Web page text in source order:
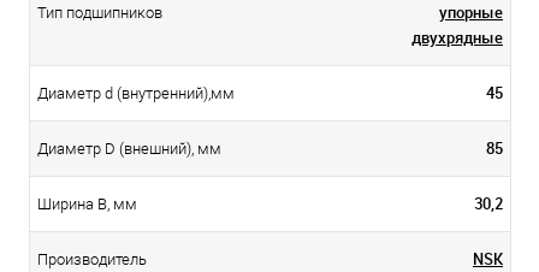
Тип подшипников
упорные
двухрядные
Диаметр d (внутренний),мм 45
Диаметр D (внешний), мм 85
Ширина B, мм 30,2
Производитель NSK